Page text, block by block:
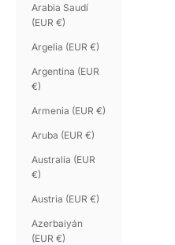
Arabia Saudí
(EUR €)
Argelia (EUR €)
Argentina (EUR
€)
Armenia (EUR €)
Aruba (EUR €)
Australia (EUR
€)
Austria (EUR €)
Azerbaiyán
(EUR €)